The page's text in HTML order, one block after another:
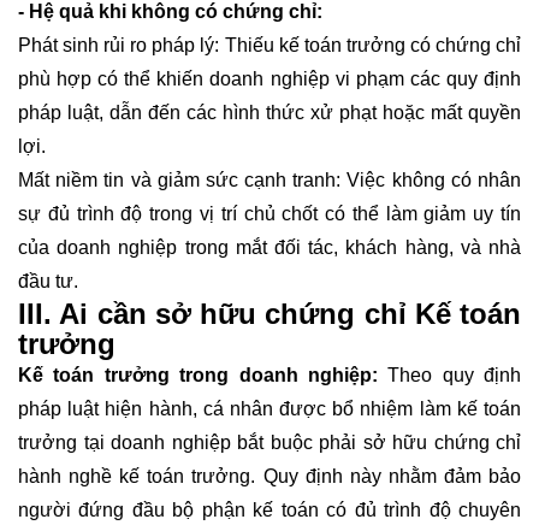
- Hệ quả khi không có chứng chỉ:
Phát sinh rủi ro pháp lý: Thiếu kế toán trưởng có chứng chỉ
phù hợp có thể khiến doanh nghiệp vi phạm các quy định
pháp luật, dẫn đến các hình thức xử phạt hoặc mất quyền
lợi.
Mất niềm tin và giảm sức cạnh tranh: Việc không có nhân
sự đủ trình độ trong vị trí chủ chốt có thể làm giảm uy tín
của doanh nghiệp trong mắt đối tác, khách hàng, và nhà
đầu tư.
III. Ai cần sở hữu chứng chỉ Kế toán
trưởng
Kế toán trưởng trong doanh nghiệp: Theo quy định
pháp luật hiện hành, cá nhân được bổ nhiệm làm kế toán
trưởng tại doanh nghiệp bắt buộc phải sở hữu chứng chỉ
hành nghề kế toán trưởng. Quy định này nhằm đảm bảo
người đứng đầu bộ phận kế toán có đủ trình độ chuyên